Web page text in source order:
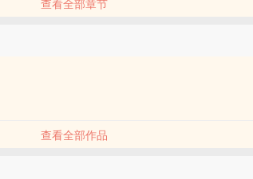
查看全部章节
查看全部作品